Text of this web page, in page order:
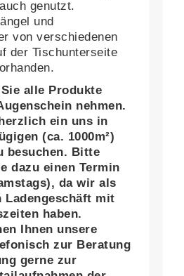
genutzt.
und
von verschiedenen
der Tischunterseite
alle Produkte
nehmen.
ein uns in
(ca. 1000m²)
besuchen. Bitte
dazu einen Termin
da wir als
Ladengeschäft mit
haben.
Ihnen unsere
zur Beratung
gerne zur